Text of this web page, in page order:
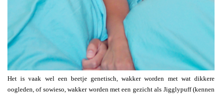
Het is vaak wel een beetje genetisch, wakker worden met wat dikkere
oogleden, of sowieso, wakker worden met een gezicht als Jigglypuff (kennen